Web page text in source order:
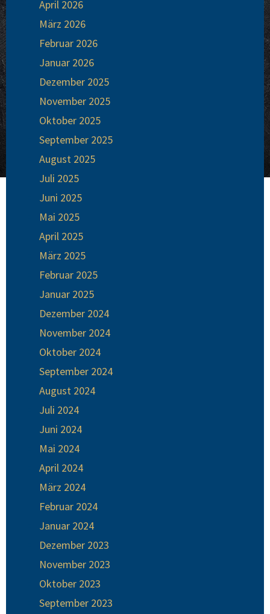
April 2026
März 2026
Februar 2026
Januar 2026
Dezember 2025
November 2025
Oktober 2025
September 2025
August 2025
Juli 2025
Juni 2025
Mai 2025
April 2025
März 2025
Februar 2025
Januar 2025
Dezember 2024
November 2024
Oktober 2024
September 2024
August 2024
Juli 2024
Juni 2024
Mai 2024
April 2024
März 2024
Februar 2024
Januar 2024
Dezember 2023
November 2023
Oktober 2023
September 2023